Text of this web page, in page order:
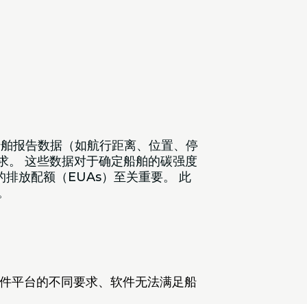
报告数据（如航行距离、位置、停
这些数据对于确定船舶的碳强度
放配额（EUAs）至关重要。 此
平台的不同要求、软件无法满足船